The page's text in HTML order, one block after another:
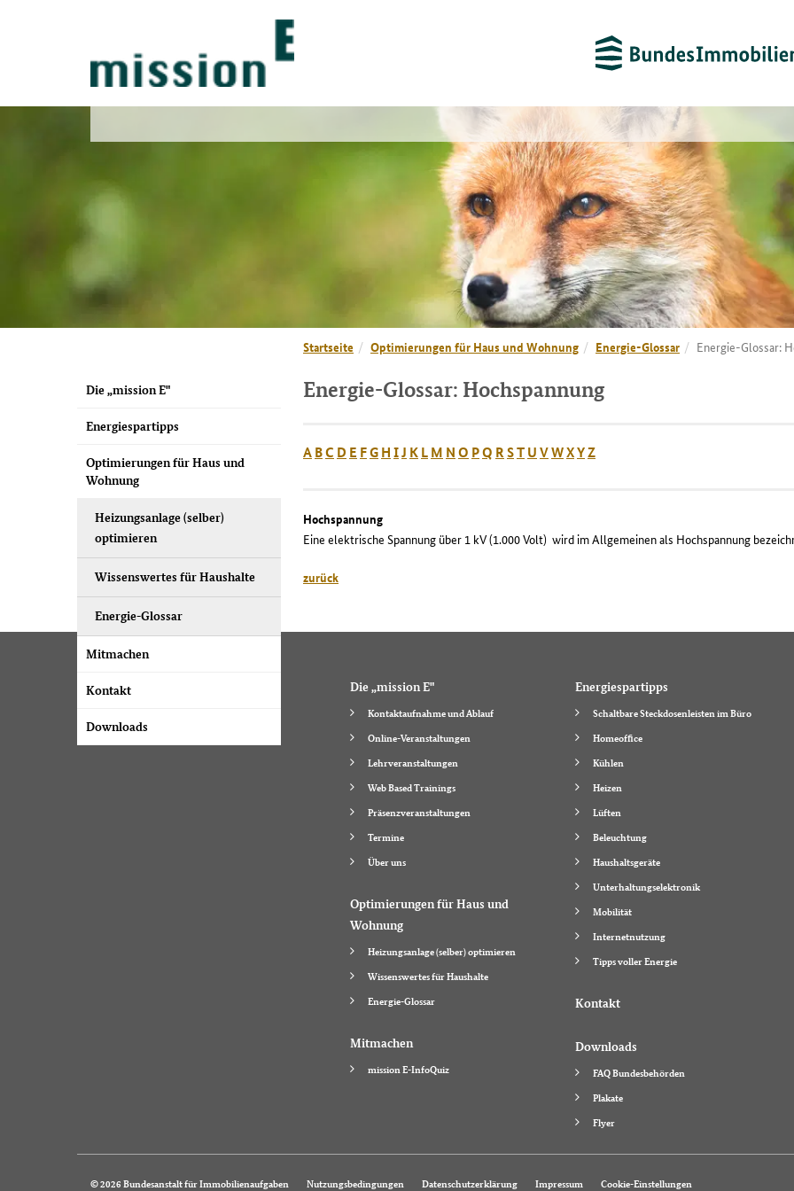
Die „mission E"
Energiespartipps
Optimierungen für Haus und
Wohnung
Heizungsanlage (selber)
optimieren
Wissenswertes für Haushalte
Energie-Glossar
Mitmachen
Kontakt
Downloads
Startseite Optimierungen für Haus und Wohnung Energie-Glossar Energie-Glossar:
Energie-Glossar: Hochspannung
ABC D E FGHIJ KLM NO PQ RSTUVWXYZ
Hochspannung
Eine elektrische Spannung über 1 kV (1.000 Volt) wird im Allgemeinen als Hochspannung
zurück
Die „mission E"
Kontaktaufnahme und Ablauf
Online-Veranstaltungen
Lehrveranstaltungen
Web Based Trainings
Präsenzveranstaltungen
Termine
Über uns
Optimierungen für Haus und
Wohnung
Heizungsanlage (selber) optimieren
Wissenswertes für Haushalte
Energie-Glossar
Mitmachen
mission E-InfoQuiz
Energiespartipps
Schaltbare Steckdosenleisten im Büro
Homeoffice
Kühlen
Heizen
Lüften
Beleuchtung
Haushaltsgeräte
Unterhaltungselektronik
Mobilität
Internetnutzung
Tipps voller Energie
Kontakt
Downloads
FAQ Bundesbehörden
Plakate
Flyer
© 2026 Bundesanstalt für Immobilienaufgaben Nutzungsbedingungen Datenschutzerklärung Impressum Cookie-Einstellungen